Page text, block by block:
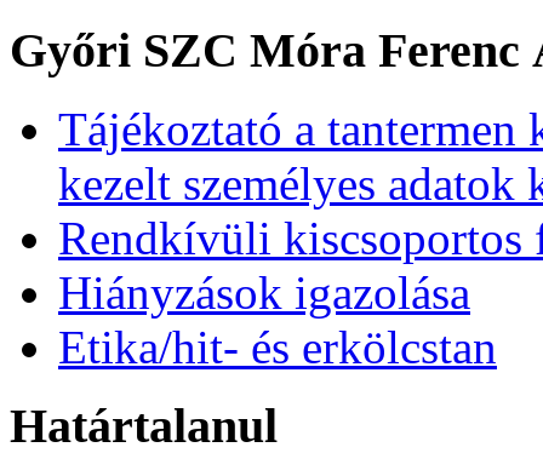
Győri SZC Móra Ferenc
Tájékoztató a
kezelt személyes adatok
Rendkívüli kiscsoportos
Hiányzások igazolása
Etika/hit- és erkölcstan
Határtalanul